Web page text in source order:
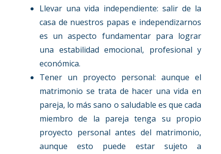
Llevar una vida independiente: salir de la
casa de nuestros papas e independizarnos
es un aspecto fundamentar para lograr
una estabilidad emocional, profesional y
económica.
Tener un proyecto personal: aunque el
matrimonio se trata de hacer una vida en
pareja, lo más sano o saludable es que cada
miembro de la pareja tenga su propio
proyecto personal antes del matrimonio,
aunque esto puede estar sujeto a